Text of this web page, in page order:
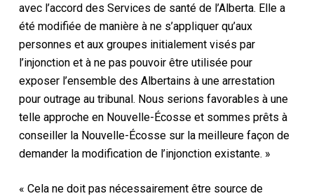
avec l’accord des Services de santé de l’Alberta. Elle a
été modifiée de manière à ne s’appliquer qu’aux
personnes et aux groupes initialement visés par
l’injonction et à ne pas pouvoir être utilisée pour
exposer l’ensemble des Albertains à une arrestation
pour outrage au tribunal. Nous serions favorables à une
telle approche en Nouvelle-Écosse et sommes prêts à
conseiller la Nouvelle-Écosse sur la meilleure façon de
demander la modification de l’injonction existante. »
« Cela ne doit pas nécessairement être source de